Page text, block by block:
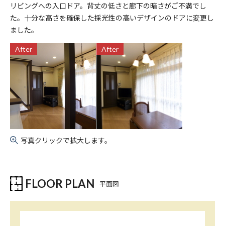
リビングへの入口ドア。背丈の低さと廊下の暗さがご不満でし
た。十分な高さを確保した採光性の高いデザインのドアに変更し
ました。
After After
写真クリックで拡大します。
FLOOR PLAN 平面図